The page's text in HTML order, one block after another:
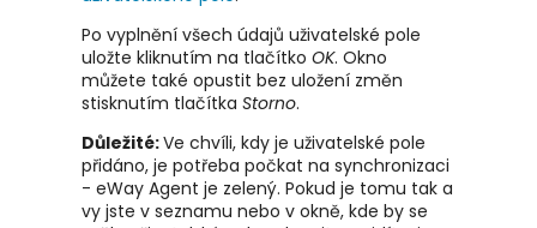
Po vyplnění všech údajů uživatelské pole
uložte kliknutím na tlačítko OK. Okno
můžete také opustit bez uložení změn
stisknutím tlačítka Storno.
Důležité:Ve chvíli, kdy je uživatelské pole
přidáno, je potřeba počkat na synchronizaci
- eWay Agent je zelený. Pokud je tomu tak a
vy jste v seznamu nebo v okně, kde by se